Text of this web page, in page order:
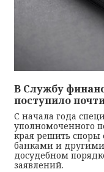
В Службу
поступило
С начала года
уполномоченного
края решить
банками и
досудебном
заявлений.